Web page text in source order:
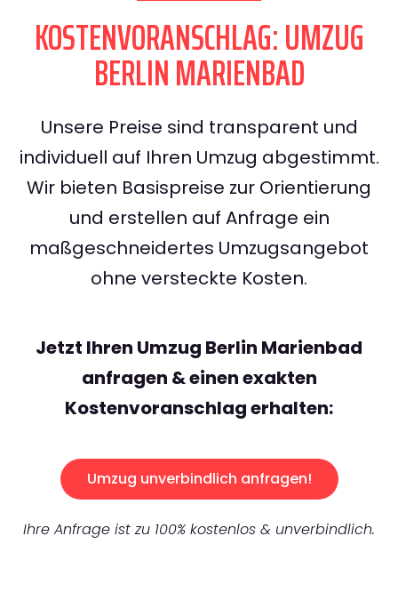
KOSTENVORANSCHLAG: UMZUG
BERLIN MARIENBAD
Unsere Preise sind transparent und
individuell auf Ihren Umzug abgestimmt.
Wir bieten Basispreise zur Orientierung
und erstellen auf Anfrage ein
maßgeschneidertes Umzugsangebot
ohne versteckte Kosten.
Jetzt Ihren Umzug Berlin Marienbad
anfragen & einen exakten
Kostenvoranschlag erhalten:
Umzug unverbindlich anfragen!
Ihre Anfrage ist zu 100% kostenlos & unverbindlich.